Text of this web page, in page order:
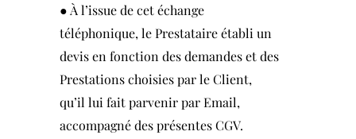
● À l’issue de cet échange
téléphonique, le Prestataire établi un
devis en fonction des demandes et des
Prestations choisies par le Client,
qu’il lui fait parvenir par Email,
accompagné des présentes CGV.